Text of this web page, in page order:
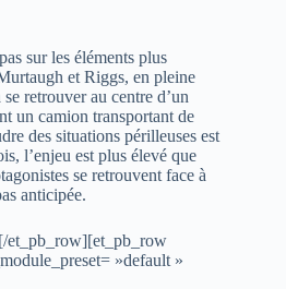
sur les éléments plus
et Riggs, en pleine
retrouver au centre d’un
un camion transportant de
des situations périlleuses est
l’enjeu est plus élevé que
se retrouvent face à
anticipée.
et_pb_row][et_pb_row
»default »